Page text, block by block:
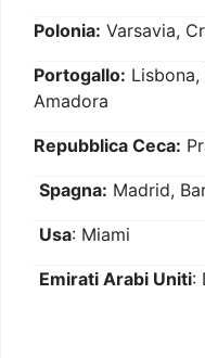
Polonia: Varsavia,
Portogallo:
Amadora
Repubblica Ceca:
Spagna: Madrid,
Usa: Miami
Emirati Arabi Uniti: